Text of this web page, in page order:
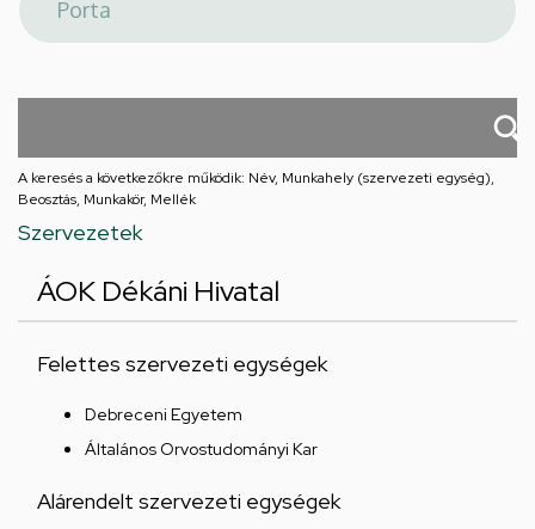
A keresés a következőkre működik: Név, Munkahely (szervezeti egység),
Beosztás, Munkakör, Mellék
Szervezetek
ÁOK Dékáni Hivatal
Felettes szervezeti egységek
Debreceni Egyetem
Általános Orvostudományi Kar
Alárendelt szervezeti egységek